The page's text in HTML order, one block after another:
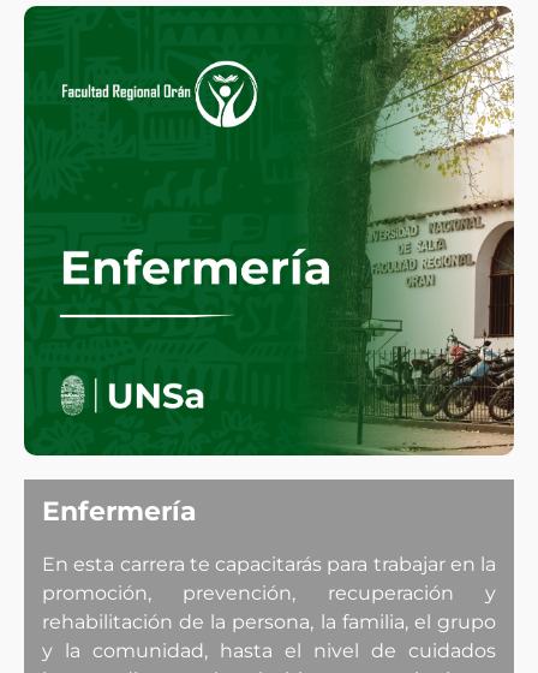
Enfermería
En esta carrera te capacitarás para trabajar en la
promoción, prevención, recuperación y
rehabilitación de la persona, la familia, el grupo
y la comunidad, hasta el nivel de cuidados